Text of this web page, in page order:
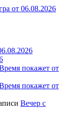
от 06.08.2026
покажет от
покажет от
Вечер с